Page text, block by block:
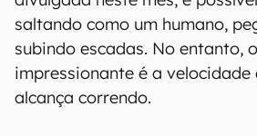
saltando como um humano,
subindo escadas. No entanto,
impressionante é a velocidade
alcança correndo.